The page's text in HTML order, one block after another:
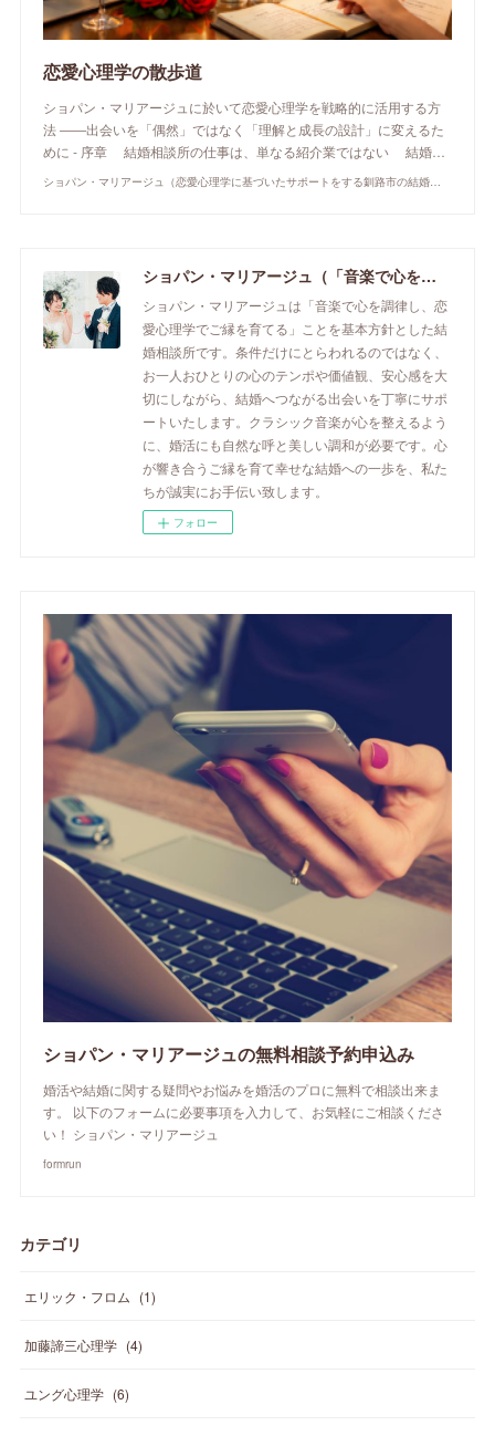
恋愛心理学の散歩道
ショパン・マリアージュに於いて恋愛心理学を戦略的に活用する方
法 ――出会いを「偶然」ではなく「理解と成長の設計」に変えるた
めに - 序章 結婚相談所の仕事は、単なる紹介業ではない 結婚…
ショパン・マリアージュ（恋愛心理学に基づいたサポートをする釧路市の結婚相談所）/ 全国結婚相談事業者連盟正規加盟店 / cherry-piano.com
ショパン・マリアージュ（「音楽で心を調律し恋愛心理学でご縁を育てる」釧路市の結婚相談所）/ 全国結婚相談事業者連盟正規加盟店 / cherry-piano.com
ショパン・マリアージュは「音楽で心を調律し、恋
愛心理学でご縁を育てる」ことを基本方針とした結
婚相談所です。条件だけにとらわれるのではなく、
お一人おひとりの心のテンポや価値観、安心感を大
切にしながら、結婚へつながる出会いを丁寧にサポ
ートいたします。クラシック音楽が心を整えるよう
に、婚活にも自然な呼と美しい調和が必要です。心
が響き合うご縁を育て幸せな結婚への一歩を、私た
ちが誠実にお手伝い致します。
フォロー
ショパン・マリアージュの無料相談予約申込み
婚活や結婚に関する疑問やお悩みを婚活のプロに無料で相談出来ま
す。 以下のフォームに必要事項を入力して、お気軽にご相談くださ
い！ ショパン・マリアージュ
formrun
カテゴリ
エリック・フロム (1)
加藤諦三心理学 (4)
ユング心理学 (6)